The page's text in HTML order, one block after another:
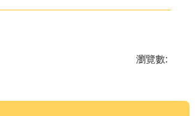
瀏覽數: